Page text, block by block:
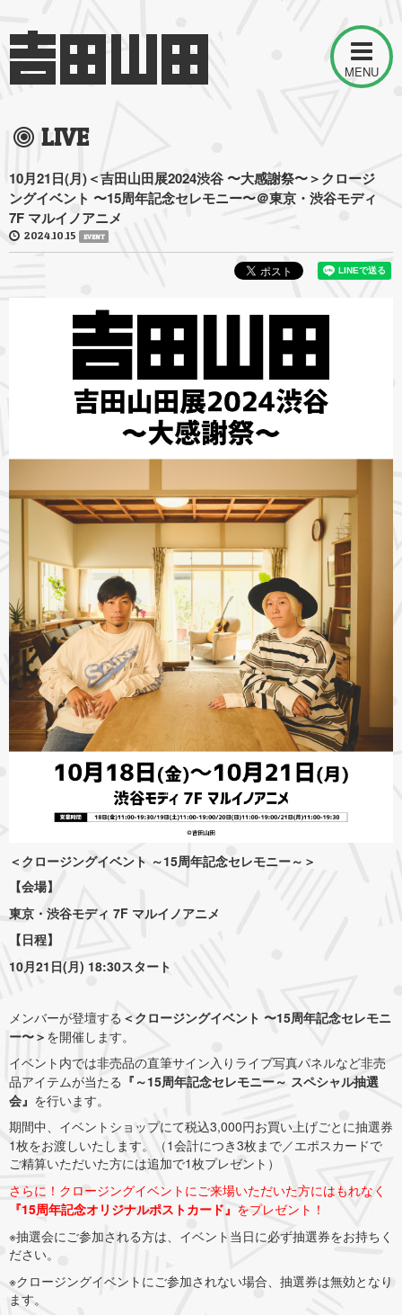
MENU
LIVE
10月21日(月)＜吉田山田展2024渋谷 〜大感謝祭〜＞クロージ
ングイベント 〜15周年記念セレモニー〜＠東京・渋谷モディ
7F マルイノアニメ
2024.10.15 EVENT
＜クロージングイベント ～15周年記念セレモニー～＞
【会場】
東京・渋谷モディ 7F マルイノアニメ
【日程】
10月21日(月) 18:30スタート
メンバーが登壇する ＜クロージングイベント 〜15周年記念セレモニ
ー〜＞ を開催します。
イベント内では非売品の直筆サイン入りライブ写真パネルなど非売
品アイテムが当たる 『～15周年記念セレモニー～ スペシャル抽選
会』 を行います。
期間中、イベントショップにて税込3,000円お買い上げごとに抽選券
1枚をお渡しいたします。（1会計につき3枚まで／エポスカードで
ご精算いただいた方には追加で1枚プレゼント）
さらに！クロージングイベントにご来場いただいた方にはもれなく
『15周年記念オリジナルポストカード』 をプレゼント！
※抽選会にご参加される方は、イベント当日に必ず抽選券をお持ちく
ださい。
※クロージングイベントにご参加されない場合、抽選券は無効となり
ます。